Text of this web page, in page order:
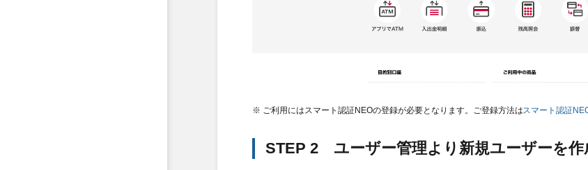
※ ご利用にはスマート認証NEOの登録が必要となります。ご登録方法はスマート認証
STEP 2 ユーザー管理より新規ユーザーを作